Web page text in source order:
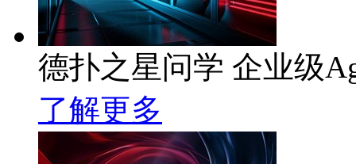
德扑之星问学 企业级
了解更多